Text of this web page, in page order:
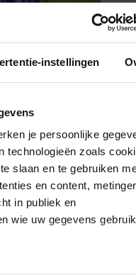
instellingen
je persoonlijke
technologieën zoals
slaan en te gebruiken
en content,
in publiek en
wie uw gegevens